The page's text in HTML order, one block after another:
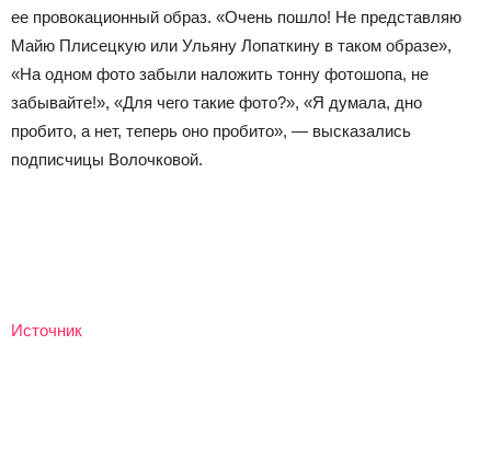
ее провокационный образ. «Очень пошло! Не представляю
Майю Плисецкую или Ульяну Лопаткину в таком образе»,
«На одном фото забыли наложить тонну фотошопа, не
забывайте!», «Для чего такие фото?», «Я думала, дно
пробито, а нет, теперь оно пробито», — высказались
подписчицы Волочковой.
Источник